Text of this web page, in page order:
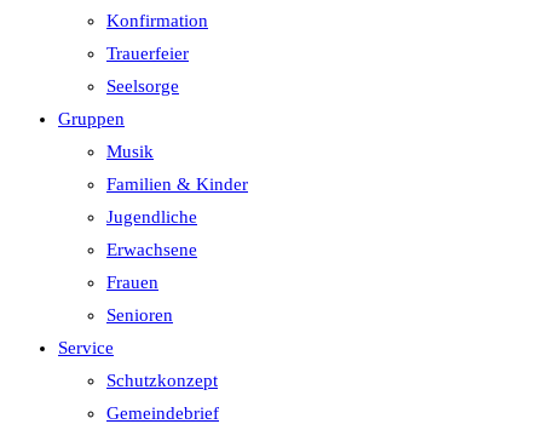
Konfirmation
Trauerfeier
Seelsorge
Gruppen
Musik
Familien & Kinder
Jugendliche
Erwachsene
Frauen
Senioren
Service
Schutzkonzept
Gemeindebrief